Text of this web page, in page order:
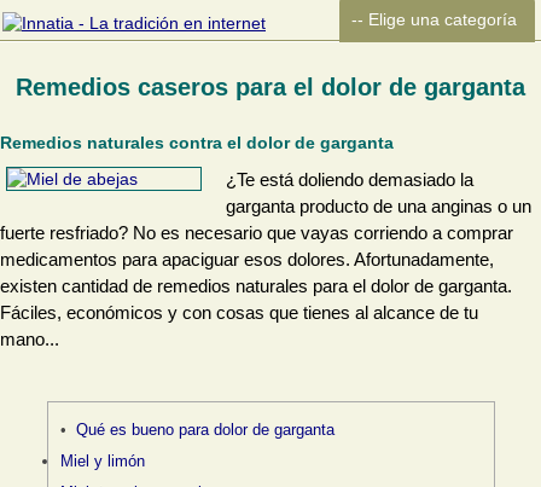
Remedios caseros para el dolor de garganta
Remedios naturales contra el dolor de garganta
¿Te está doliendo demasiado la
garganta producto de una anginas o un
fuerte resfriado? No es necesario que vayas corriendo a comprar
medicamentos para apaciguar esos dolores. Afortunadamente,
existen cantidad de remedios naturales para el dolor de garganta.
Fáciles, económicos y con cosas que tienes al alcance de tu
mano...
Qué es bueno para dolor de garganta
Miel y limón